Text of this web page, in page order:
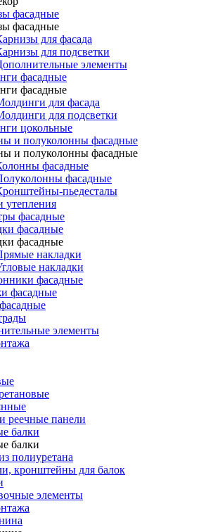
фасадные
фасадные
для фасада
для подсветки
элементы
фасадные
фасадные
для фасада
для подсветки
цокольные
и полуколонны фасадные
и полуколонны фасадные
фасадные
фасадные
пьедесталы
утепления
фасадные
фасадные
фасадные
накладки
накладки
фасадные
фасадные
элементы
реечные панели
балки
балки
полиуретана
кронштейны для балок
элементы